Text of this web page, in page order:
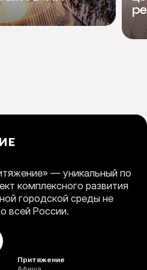
— уникальный по
комплексного развития
городской среды не
всей России.
Притяжение